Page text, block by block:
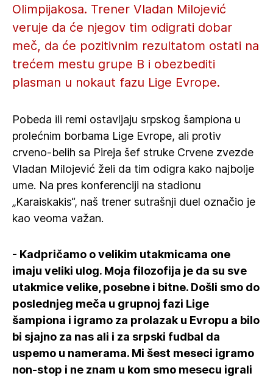
Olimpijakosa. Trener Vladan Milojević
veruje da će njegov tim odigrati dobar
meč, da će pozitivnim rezultatom ostati na
trećem mestu grupe B i obezbediti
plasman u nokaut fazu Lige Evrope.
Pobeda ili remi ostavljaju srpskog šampiona u
prolećnim borbama Lige Evrope, ali protiv
crveno-belih sa Pireja šef struke Crvene zvezde
Vladan Milojević želi da tim odigra kako najbolje
ume. Na pres konferenciji na stadionu
„Karaiskakis“, naš trener sutrašnji duel označio je
kao veoma važan.
- Kadpričamo o velikim utakmicama one
imaju veliki ulog. Moja filozofija je da su sve
utakmice velike, posebne i bitne. Došli smo do
poslednjeg meča u grupnoj fazi Lige
šampiona i igramo za prolazak u Evropu a bilo
bi sjajno za nas ali i za srpski fudbal da
uspemo u namerama. Mi šest meseci igramo
non-stop i ne znam u kom smo mesecu igrali